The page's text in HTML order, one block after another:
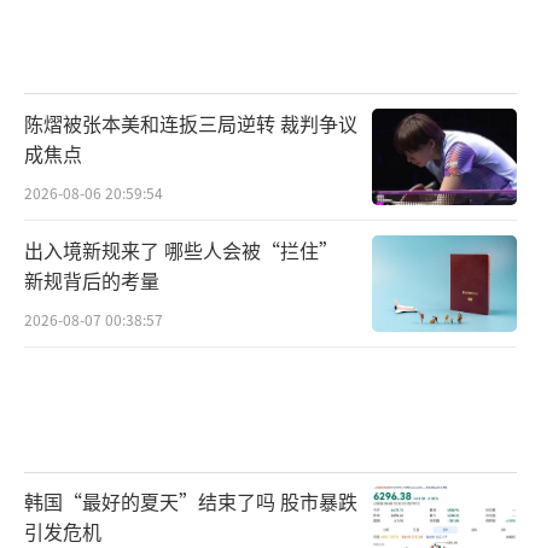
陈熠被张本美和连扳三局逆转 裁判争议
成焦点
2026-08-06 20:59:54
出入境新规来了 哪些人会被“拦住”
新规背后的考量
2026-08-07 00:38:57
韩国“最好的夏天”结束了吗 股市暴跌
引发危机